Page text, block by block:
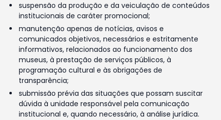
suspensão da produção e da veiculação de conteúdos
institucionais de caráter promocional;
manutenção apenas de notícias, avisos e
comunicados objetivos, necessários e estritamente
informativos, relacionados ao funcionamento dos
museus, à prestação de serviços públicos, à
programação cultural e às obrigações de
transparência;
submissão prévia das situações que possam suscitar
dúvida à unidade responsável pela comunicação
institucional e, quando necessário, à análise jurídica.